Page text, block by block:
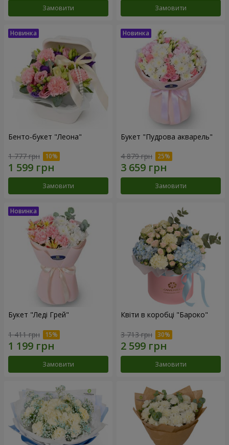
Замовити Замовити
Бенто-букет "Леона"
1 777 грн
Замовити
Букет "Пудрова акварель"
4 879 грн
Замовити
Букет "Леді Грей"
1 411 грн
Замовити
Квіти в коробці "Бароко"
3 713 грн
Замовити